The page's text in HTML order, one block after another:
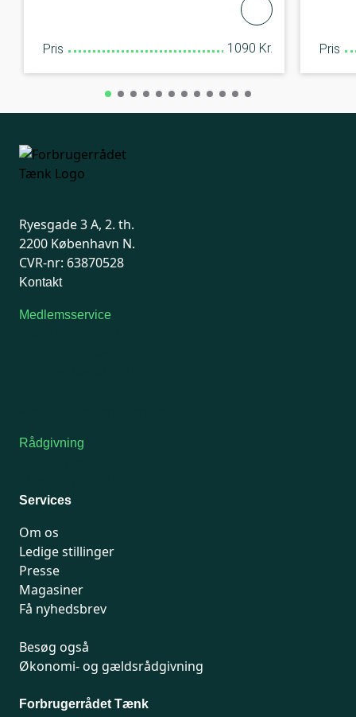
Pris 1090 Kr. Pris
Ryesgade 3 A, 2. th.
2200 København N.
CVR-nr: 63870528
Kontakt
Medlemsservice
Rådgivning
Services
Om os
Ledige stillinger
Presse
Magasiner
Få nyhedsbrev
Besøg også
Økonomi- og gældsrådgivning
Forbrugerrådet Tænk